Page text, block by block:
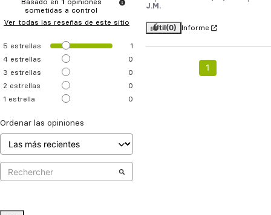
Basado en 1
opiniones
sometidas a control
Ver todas las reseñas de este sitio
5 estrellas
1
4 estrellas
0
3 estrellas
0
2 estrellas
0
1 estrella 0
Ordenar las opiniones
J.M.
Útil(0) Informe
1